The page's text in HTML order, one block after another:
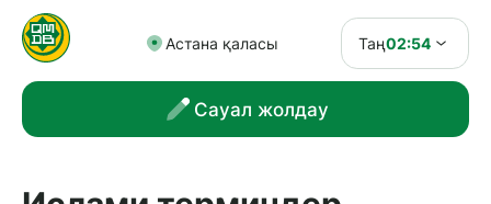
Астана қаласы Таң02:54
Сауал жолдау